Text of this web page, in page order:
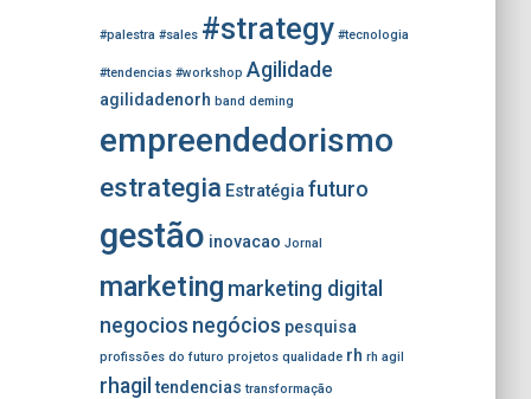
#palestra #sales #strategy #tecnologia
#tendencias #workshop Agilidade
agilidadenorh band deming
empreendedorismo
estrategia Estratégia futuro
gestão inovacao Jornal
marketing marketing digital
negocios negócios pesquisa
profissões do futuro projetos qualidade rh rh agil
rhagil tendencias transformação